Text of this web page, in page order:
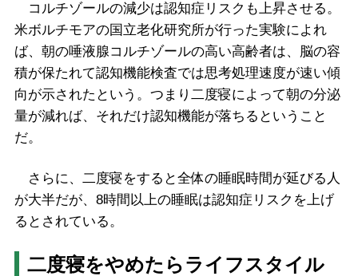
コルチゾールの減少は認知症リスクも上昇させる。
米ボルチモアの国立老化研究所が行った実験によれ
ば、朝の唾液腺コルチゾールの高い高齢者は、脳の容
積が保たれて認知機能検査では思考処理速度が速い傾
向が示されたという。つまり二度寝によって朝の分泌
量が減れば、それだけ認知機能が落ちるということ
だ。
さらに、二度寝をすると全体の睡眠時間が延びる人
が大半だが、8時間以上の睡眠は認知症リスクを上げ
るとされている。
二度寝をやめたらライフスタイル